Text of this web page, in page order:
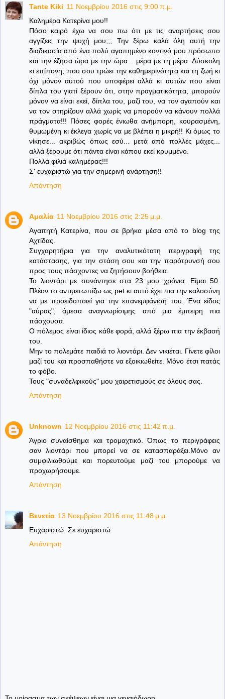
Tante Kiki 11 Νοεμβρίου 2016 στις 9:00 π.μ.
Καλημέρα Κατερίνα μου!!
Πόσο καιρό έχω να σου πω ότι με τις αναρτήσεις σου
αγγίζεις την ψυχή μου;;; Την ξέρω καλά όλη αυτή την
διαδικασία από ένα πολύ αγαπημένο κοντινό μου πρόσωπο
και την έζησα ώρα με την ώρα... μέρα με τη μέρα. Δύσκολη
κι επίπονη, που σου τρώει την καθημερινότητα και τη ζωή κι
όχι μόνον αυτού που υποφέρει αλλά κι αυτών που είναι
δίπλα του γιατί ξέρουν ότι, στην πραγματικότητα, μπορούν
μόνον να είναι εκεί, δίπλα του, μαζί του, να τον αγαπούν και
να τον στηρίζουν αλλά χωρίς να μπορούν να κάνουν πολλά
πράγματα!!! Πόσες φορές ένιωθα ανήμπορη, κουρασμένη,
θυμωμένη κι έκλεγα χωρίς να με βλέπει η μικρή!! Κι όμως το
νίκησε... ακριβώς όπως εσύ... μετά από πολλές μάχες...
αλλά ξέρουμε ότι πάντα είναι κάπου εκεί κρυμμένο.
Πολλά φιλιά καλημέρας!!!
Σ' ευχαριστώ για την σημερινή ανάρτηση!!
Απάντηση
Αμαλία 11 Νοεμβρίου 2016 στις 2:25 μ.μ.
Αγαπητή Κατερίνα, που σε βρήκα μέσα από το blog της
Αχτίδας.
Συγχαρητήρια για την αναλυτικότατη περιγραφή της
κατάστασης, για την στάση σου και την παρότρυνσή σου
προς τους πάσχοντες να ζητήσουν βοήθεια.
Το λιοντάρι με συνάντησε στα 23 μου χρόνια. Είμαι 50.
Πλέον το αντιμετωπίζω ως pet κι αυτό έχει πια την καλοσύνη
να με προειδοποιεί για την επανεμφάνισή του. Ένα είδος
"αύρας", άμεσα αναγνωρίσιμης από μια έμπειρη πια
πάσχουσα.
Ο πόλεμος είναι ίδιος κάθε φορά, αλλά ξέρω πια την έκβασή
του.
Μην το πολεμάτε παιδιά το λιοντάρι. Δεν νικιέται. Γίνετε φίλοι
μαζί του και προσπαθήστε να εξοικιωθείτε. Μόνο έτσι πατάς
το φόβο.
Τους "συναδελφικούς" μου χαιρετισμούς σε όλους σας.
Απάντηση
Unknown 12 Νοεμβρίου 2016 στις 11:42 π.μ.
Άγριο συναίσθημα και τρομαχτικό. Όπως το περιγράφεις
σαν λιοντάρι που μπορεί να σε κατασπαράξει.Μόνο αν
συμφιλιωθούμε και πορευτούμε μαζί του μπορούμε να
προχωρήσουμε.
Απάντηση
Βενετία 13 Νοεμβρίου 2016 στις 11:48 μ.μ.
Ευχαριστώ. Σε ευχαριστώ.
Απάντηση